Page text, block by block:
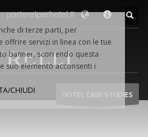
portereiperhotel.it
HOTEL CASE STUDIES
di terze parti, per
offrire servizi in linea con le tue
banner, scorrendo questa
suo elemento acconsenti i
CHIUDI